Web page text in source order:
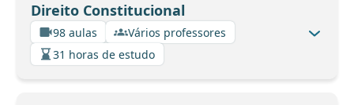
Direito Constitucional
98 aulas
Vários professores
31 horas de estudo